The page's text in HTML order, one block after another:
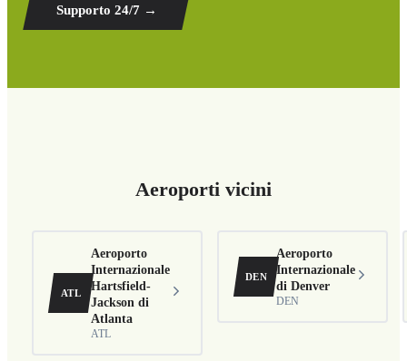
Supporto 24/7 →
Aeroporti vicini
ATL
Aeroporto
Internazionale
Hartsfield-
Jackson di
Atlanta
ATL
DEN
Aeroporto
Internazionale
di Denver
DEN